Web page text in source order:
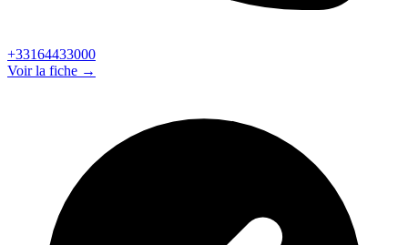
+33164433000
Voir la fiche →